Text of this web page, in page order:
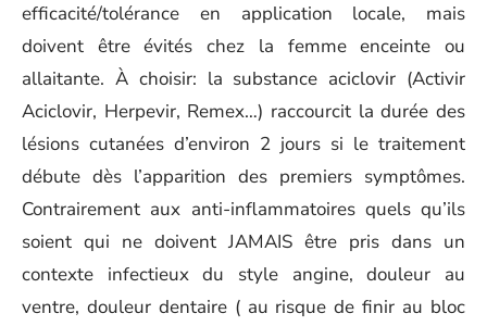
efficacité/tolérance en application locale, mais
doivent être évités chez la femme enceinte ou
allaitante. À choisir: la substance aciclovir (Activir
Aciclovir, Herpevir, Remex…) raccourcit la durée des
lésions cutanées d’environ 2 jours si le traitement
débute dès l’apparition des premiers symptômes.
Contrairement aux anti-inflammatoires quels qu’ils
soient qui ne doivent JAMAIS être pris dans un
contexte infectieux du style angine, douleur au
ventre, douleur dentaire ( au risque de finir au bloc